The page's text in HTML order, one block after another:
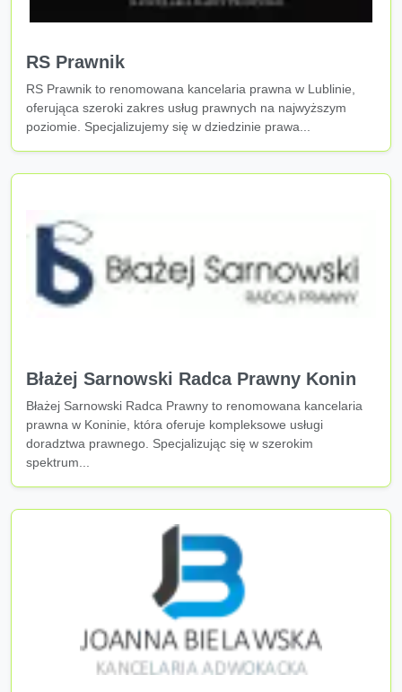
RS Prawnik
RS Prawnik to renomowana kancelaria prawna w Lublinie,
oferująca szeroki zakres usług prawnych na najwyższym
poziomie. Specjalizujemy się w dziedzinie prawa...
Błażej Sarnowski Radca Prawny Konin
Błażej Sarnowski Radca Prawny to renomowana kancelaria
prawna w Koninie, która oferuje kompleksowe usługi
doradztwa prawnego. Specjalizując się w szerokim
spektrum...